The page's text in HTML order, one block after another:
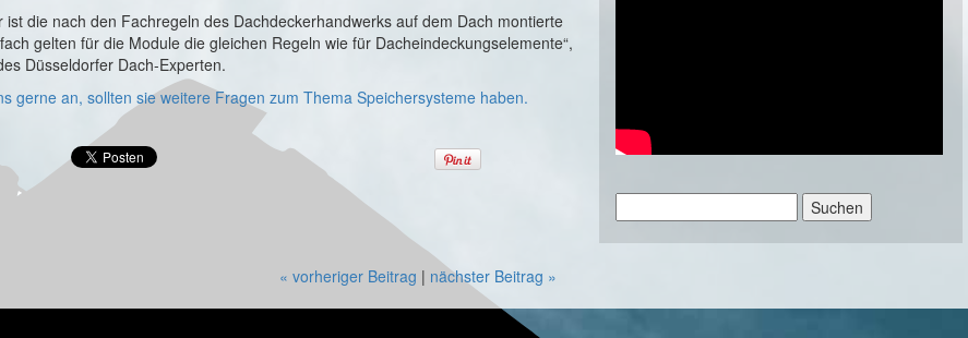
ist die nach den Fachregeln des Dachdeckerhandwerks auf dem Dach montierte
gelten für die Module die gleichen Regeln wie für Dacheindeckungselemente“,
Düsseldorfer Dach-Experten.
gerne an, sollten sie weitere Fragen zum Thema Speichersysteme haben.
nach:
« vorheriger Beitrag | nächster Beitrag »